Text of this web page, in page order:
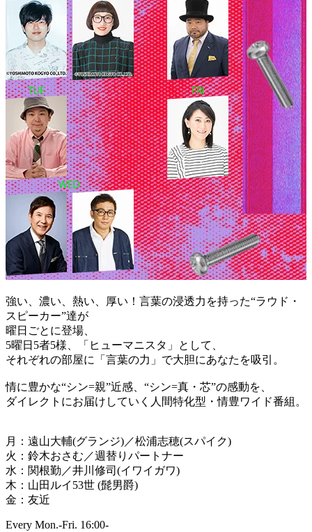
強い、濃い、熱い、厚い！言葉の浸透力を持った“ラウド・
スピーカー”達が
曜日ごとに登場、
5曜日5者5様、「ヒューマニスタ」として、
それぞれの部屋に「言葉の力」で大胆にあなたを吸引。
情に豊かな“シン=親”近感、“シン=真・芯”の感動を、
ダイレクトにお届けしていく人間特化型・情豊ワイド番組。
月：遠山大輔(グランジ)／松浦志穂(スパイク)
火：鈴木おさむ／週替りパートナー
水：関根勤／井川修司(イワイガワ)
木：山田ルイ53世 (髭男爵)
金：友近
Every Mon.-Fri. 16:00-